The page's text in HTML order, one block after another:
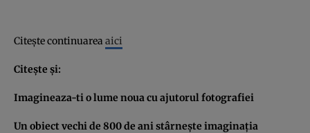
Citeşte continuarea aici
Citeşte şi:
Imagineaza-ti o lume noua cu ajutorul fotografiei
Un obiect vechi de 800 de ani stârneşte imaginaţia